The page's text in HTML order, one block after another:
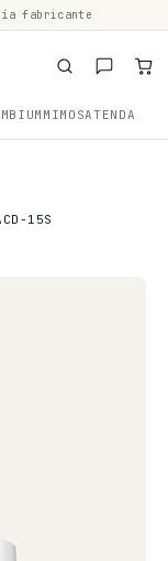
fabricante
MIMOSATENDA
15S